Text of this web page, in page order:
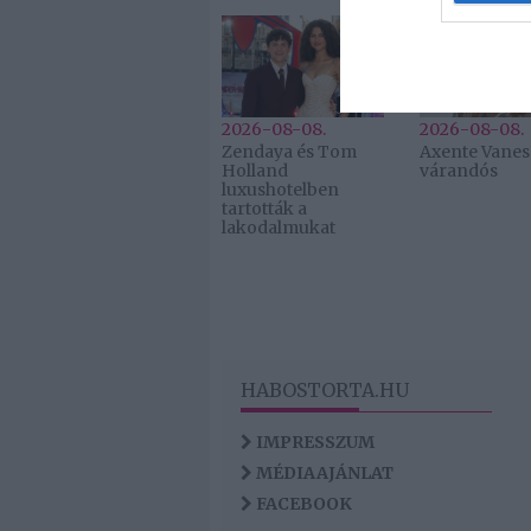
I want
2026-08-08.
Zendaya és Tom
Holland
luxushotelben
tartották a
lakodalmukat
2026-08-08.
Axente
várandós
HABOSTORTA.HU
IMPRESSZUM
MÉDIAAJÁNLAT
FACEBOOK